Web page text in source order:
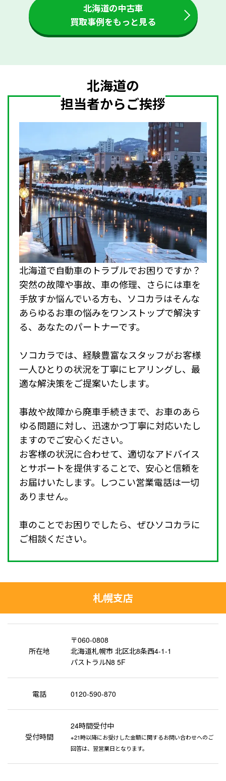
北海道の中古車
買取事例をもっと見る
北海道の
担当者からご挨拶
北海道で自動車のトラブルでお困りですか？
突然の故障や事故、車の修理、さらには車を
手放すか悩んでいる方も、ソコカラはそんな
あらゆるお車の悩みをワンストップで解決す
る、あなたのパートナーです。
ソコカラでは、経験豊富なスタッフがお客様
一人ひとりの状況を丁寧にヒアリングし、最
適な解決策をご提案いたします。
事故や故障から廃車手続きまで、お車のあら
ゆる問題に対し、迅速かつ丁寧に対応いたし
ますのでご安心ください。
お客様の状況に合わせて、適切なアドバイス
とサポートを提供することで、安心と信頼を
お届けいたします。しつこい営業電話は一切
ありません。
車のことでお困りでしたら、ぜひソコカラに
ご相談ください。
札幌支店
所在地
〒060-0808
北海道札幌市 北区北8条西4-1-1
パストラルN8 5F
電話 0120-590-870
受付時間
24時間受付中
※21時以降にお受けした金額に関するお問い合わせへのご
回答は、翌営業日となります。